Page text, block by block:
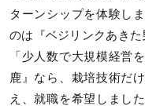
ターンシップを体験し
のは『ベジリンクあきた
「少人数で大規模経営
鹿』なら、栽培技術だ
え、就職を希望しまし